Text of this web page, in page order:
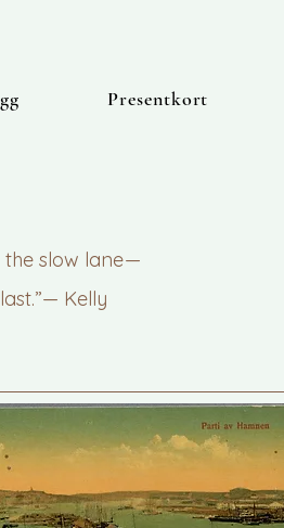
Presentkort
slow lane —
Kelly